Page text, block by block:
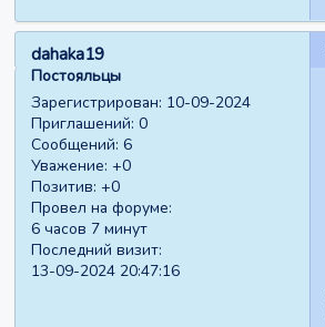
dahaka19
Постояльцы
Зарегистрирован: 10-09-2024
Приглашений: 0
Сообщений: 6
Уважение: +0
Позитив: +0
Провел на форуме:
6 часов 7 минут
Последний визит:
13-09-2024 20:47:16